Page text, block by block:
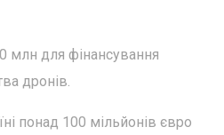
млн для фінансування
дронів.
понад 100 мільйонів євро